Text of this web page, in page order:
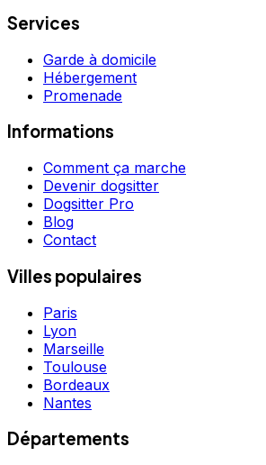
Services
Garde à domicile
Hébergement
Promenade
Informations
Comment ça marche
Devenir dogsitter
Dogsitter Pro
Blog
Contact
Villes populaires
Paris
Lyon
Marseille
Toulouse
Bordeaux
Nantes
Départements